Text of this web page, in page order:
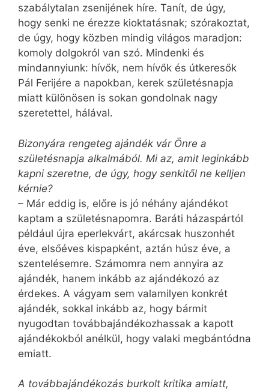
szabálytalan zsenijének híre. Tanít, de úgy,
hogy senki ne érezze kioktatásnak; szórakoztat,
de úgy, hogy közben mindig világos maradjon:
komoly dolgokról van szó. Mindenki és
mindannyiunk: hívők, nem hívők és útkeresők
Pál Ferijére a napokban, kerek születésnapja
miatt különösen is sokan gondolnak nagy
szeretettel, hálával.
Bizonyára rengeteg ajándék vár Önre a
születésnapja alkalmából. Mi az, amit leginkább
kapni szeretne, de úgy, hogy senkitől ne kelljen
kérnie?
– Már eddig is, előre is jó néhány ajándékot
kaptam a születésnapomra. Baráti házaspártól
például újra eperlekvárt, akárcsak huszonhét
éve, elsőéves kispapként, aztán húsz éve, a
szentelésemre. Számomra nem annyira az
ajándék, hanem inkább az ajándékozó az
érdekes. A vágyam sem valamilyen konkrét
ajándék, sokkal inkább az, hogy bármit
nyugodtan továbbajándékozhassak a kapott
ajándékokból anélkül, hogy valaki megbántódna
emiatt.
A továbbajándékozás burkolt kritika amiatt,